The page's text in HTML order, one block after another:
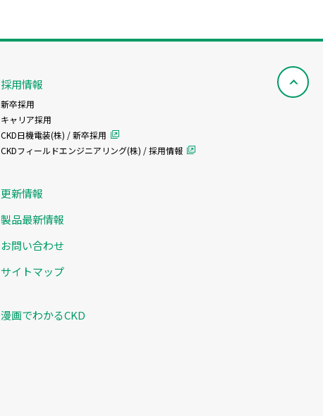
採用情報
新卒採用
キャリア採用
CKD日機電装(株) / 新卒採用
CKDフィールドエンジニアリング(株) / 採用情報
更新情報
製品最新情報
お問い合わせ
サイトマップ
漫画でわかるCKD